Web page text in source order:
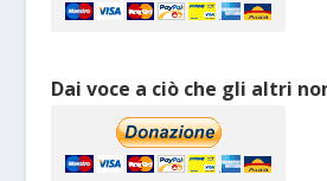
Dai voce a ciò che gli altri